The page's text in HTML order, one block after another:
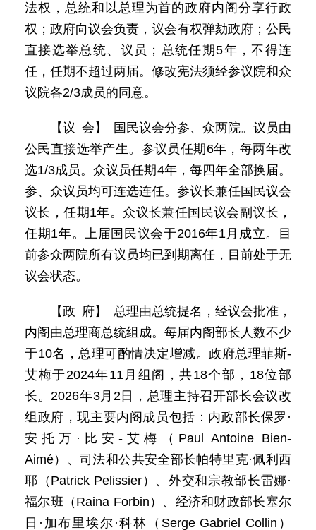
法权，总统和以总理为首的政府内阁分享行政
权；政府向议会负责，议会有权弹劾政府；公民
直接选举总统、议员；总统任期5年，不得连
任，任期不超过两届。修改宪法须经参议院和众
议院各2/3成员的同意。
【议 会】 国民议会分参、众两院。议员由
公民直接选举产生。参议员任期6年，每两年改
选1/3成员。众议员任期4年，每四年全部换届。
参、众议员均可连选连任。参议长兼任国民议会
议长，任期1年。众议长兼任国民议会副议长，
任期1年。上届国民议会于2016年1月成立。目
前参众两院所有议员均已到期离任，目前处于无
议会状态。
【政 府】 总理由总统提名，经议会批准，
内阁由总理商总统组成。每届内阁部长人数不少
于10名，总理可酌情决定增减。政府总理菲斯-
艾梅于2024年11月组阁，共18个部，18位部
长。2026年3月2日，总理主持召开部长会议改
组政府，现主要内阁成员包括：内政部长保罗·
安托万·比安-艾梅（Paul Antoine Bien-
Aimé）、司法和公共安全部长帕特里克·佩利西
耶（Patrick Pelissier）、外交和宗教部长雷娜·
福尔班（Raina Forbin）、经济和财政部长塞尔
日·加布里埃尔·科林（Serge Gabriel Collin）